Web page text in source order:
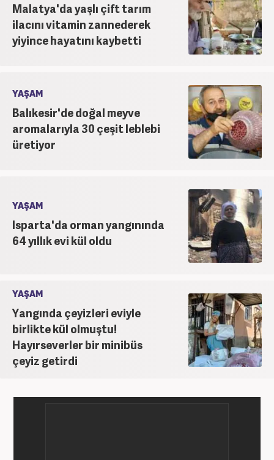
Malatya'da yaşlı çift tarım
ilacını vitamin zannederek
yiyince hayatını kaybetti
YAŞAM
Balıkesir'de doğal meyve
aromalarıyla 30 çeşit leblebi
üretiyor
YAŞAM
Isparta'da orman yangınında
64 yıllık evi kül oldu
YAŞAM
Yangında çeyizleri eviyle
birlikte kül olmuştu!
Hayırseverler bir minibüs
çeyiz getirdi